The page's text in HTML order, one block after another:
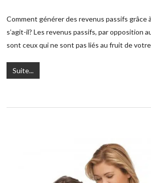
Comment générer des revenus passifs grâce
s’agit-il? Les revenus passifs, par opposition
sont ceux qui ne sont pas liés au fruit de
Suite...